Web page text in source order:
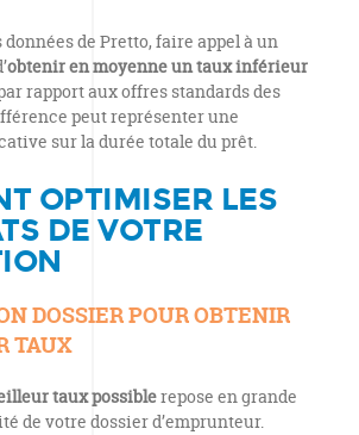
données de Pretto, faire appel à un
obtenir en moyenne un taux inférieur
rapport aux offres standards des
peut représenter une
sur la durée totale du prêt.
OPTIMISER LES
DE VOTRE
DOSSIER POUR OBTENIR
TAUX
taux possiblerepose en grande
de votre dossier d’emprunteur.